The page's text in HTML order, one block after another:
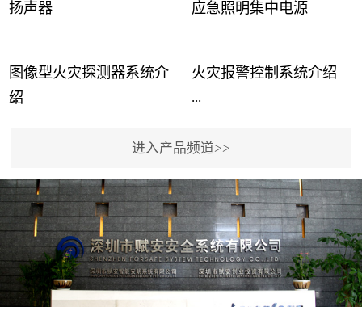
扬声器 应急照明集中电源
图像型火灾探测器系统介
绍
...
事故频发，传统的火灾探
测方法已无法满足要求。
尤其是目前众多的大型影
剧院、会议展览中心、体
育馆、大型仓库和隧道空
间等，其建筑结构特殊、
火灾报警控制系统介绍
...
用了具有仲裁机制和冗余
校验的总线传输技术、线
路状态检测与保护技术、
后向光电感烟探测技术、
高可靠的系统抗干扰技术
等多项专利技术和专有技
进入产品频道>>